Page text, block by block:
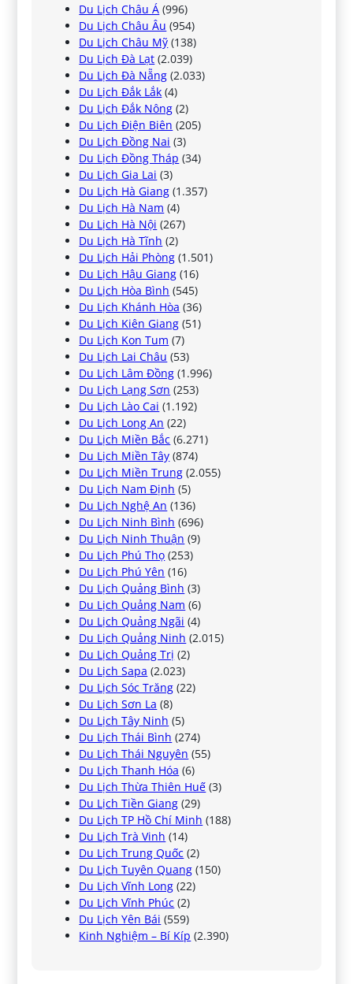
Du Lịch Châu Á (996)
Du Lịch Châu Âu (954)
Du Lịch Châu Mỹ (138)
Du Lịch Đà Lạt (2.039)
Du Lịch Đà Nẵng (2.033)
Du Lịch Đắk Lắk (4)
Du Lịch Đắk Nông (2)
Du Lịch Điện Biên (205)
Du Lịch Đồng Nai (3)
Du Lịch Đồng Tháp (34)
Du Lịch Gia Lai (3)
Du Lịch Hà Giang (1.357)
Du Lịch Hà Nam (4)
Du Lịch Hà Nội (267)
Du Lịch Hà Tĩnh (2)
Du Lịch Hải Phòng (1.501)
Du Lịch Hậu Giang (16)
Du Lịch Hòa Bình (545)
Du Lịch Khánh Hòa (36)
Du Lịch Kiên Giang (51)
Du Lịch Kon Tum (7)
Du Lịch Lai Châu (53)
Du Lịch Lâm Đồng (1.996)
Du Lịch Lạng Sơn (253)
Du Lịch Lào Cai (1.192)
Du Lịch Long An (22)
Du Lịch Miền Bắc (6.271)
Du Lịch Miền Tây (874)
Du Lịch Miền Trung (2.055)
Du Lịch Nam Định (5)
Du Lịch Nghệ An (136)
Du Lịch Ninh Bình (696)
Du Lịch Ninh Thuận (9)
Du Lịch Phú Thọ (253)
Du Lịch Phú Yên (16)
Du Lịch Quảng Bình (3)
Du Lịch Quảng Nam (6)
Du Lịch Quảng Ngãi (4)
Du Lịch Quảng Ninh (2.015)
Du Lịch Quảng Trị (2)
Du Lịch Sapa (2.023)
Du Lịch Sóc Trăng (22)
Du Lịch Sơn La (8)
Du Lịch Tây Ninh (5)
Du Lịch Thái Bình (274)
Du Lịch Thái Nguyên (55)
Du Lịch Thanh Hóa (6)
Du Lịch Thừa Thiên Huế (3)
Du Lịch Tiền Giang (29)
Du Lịch TP Hồ Chí Minh (188)
Du Lịch Trà Vinh (14)
Du Lịch Trung Quốc (2)
Du Lịch Tuyên Quang (150)
Du Lịch Vĩnh Long (22)
Du Lịch Vĩnh Phúc (2)
Du Lịch Yên Bái (559)
Kinh Nghiệm – Bí Kíp (2.390)